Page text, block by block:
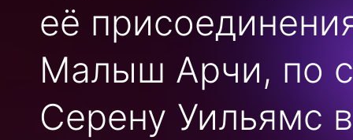
её
Малыш Арчи, по
Серену Уильямс